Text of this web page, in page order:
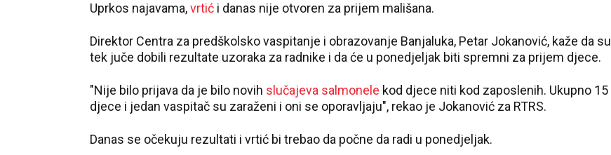
Uprkos najavama,vrtić i danas nije otvoren za prijem mališana.
Direktor Centra za predškolsko vaspitanje i obrazovanje Banjaluka, Petar Јokanović, kaže da su
tek juče dobili rezultate uzoraka za radnike i da će u ponedjeljak biti spremni za prijem djece.
"Nije bilo prijava da je bilo novih slučajeva salmonele kod djece niti kod zaposlenih. Ukupno 15
djece i jedan vaspitač su zaraženi i oni se oporavljaju", rekao je Јokanović za RTRS.
Danas se očekuju rezultati i vrtić bi trebao da počne da radi u ponedjeljak.